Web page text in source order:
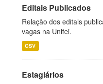
Editais Publicados
Relação dos editais
vagas na Unifei.
CSV
Estagiários